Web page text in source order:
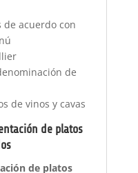
de acuerdo con
de
de vinos y cavas
de platos
de platos